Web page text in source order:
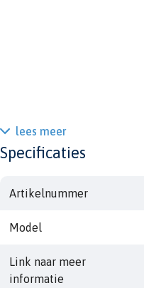
lees meer
Specificaties
Artikelnummer
Model
Link naar meer
informatie